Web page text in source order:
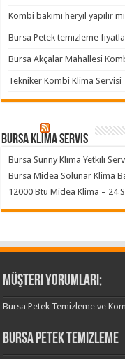
Kombi bakımı heryıl yapılır
Bursa Petek temizleme
Bursa Akçalar Mahallesi
Tekniker Kombi Klima Servisi
Bursa klima servis
Bursa Sunny Klima Yetkili
Bursa Midea Solunar Klima
12000 Btu Midea Klima – 24
Müşteri Yorumları;
Bursa Petek Temizleme ve
Bursa Petek Temizleme